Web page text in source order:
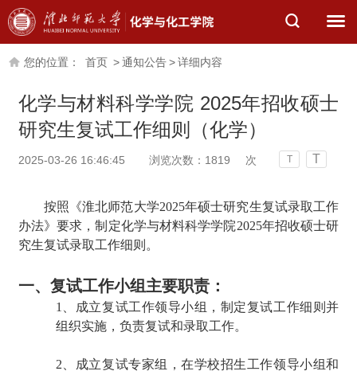
您的位置： 首页 >通知公告>详细内容
化学与材料科学学院 2025年招收硕士
研究生复试工作细则（化学）
2025-03-26 16:46:45 浏览次数： 1819 次 T T
按照《淮北师范大学2025年硕士研究生复试录取工作
办法》要求，制定化学与材料科学学院2025年招收硕士研
究生复试录取工作细则。
一、复试工作小组主要职责：
1、成立复试工作领导小组，制定复试工作细则并
组织实施，负责复试和录取工作。
2、成立复试专家组，在学校招生工作领导小组和